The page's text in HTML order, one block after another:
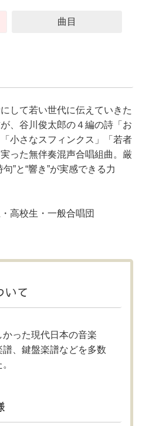
曲目
して若い世代に伝えていきた
、谷川俊太郎の４編の詩「お
小さなスフィンクス」「若者
った無伴奏混声合唱組曲。厳
”と“響き”が実感できる力
高校生・一般合唱団
いて
った現代日本の音楽
、鍵盤楽譜などを多数